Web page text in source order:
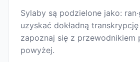
Sylaby są podzielone jako:
uzyskać dokładną
zapoznaj się z przewodnikiem
powyżej.